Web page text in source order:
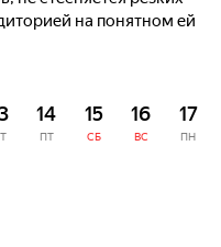
на понятном ей
14
ПТ
15
СБ
16
ВС
17
ПН